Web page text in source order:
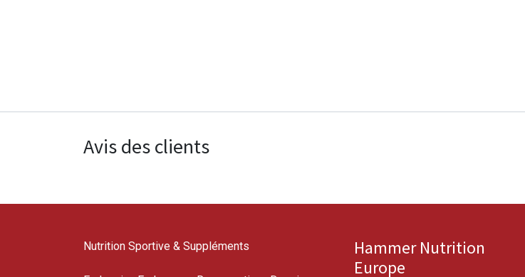
Avis des clients
Nutrition Sportive & Suppléments
Hammer Nutrition
Europe